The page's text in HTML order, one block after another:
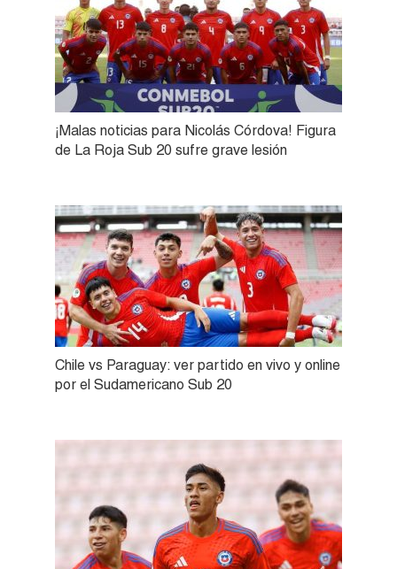
¡Malas noticias para Nicolás Córdova! Figura
de La Roja Sub 20 sufre grave lesión
Chile vs Paraguay: ver partido en vivo y online
por el Sudamericano Sub 20